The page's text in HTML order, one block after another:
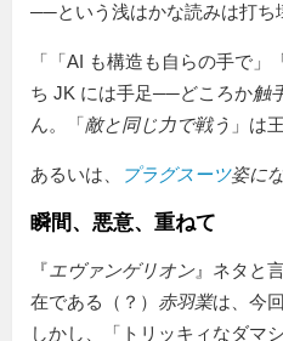
──という浅はかな読みは打ち
「 AI も構造も自らの手で
ち JK には手足──どころか触
ん。「敵と同じ力で戦う 」は
あるいは、 プラグスーツ姿に
瞬間、悪意、重ねて
『エヴァンゲリオン』ネタと
在である（？） 赤羽業は、今
しかし、「トリッキィなダマ